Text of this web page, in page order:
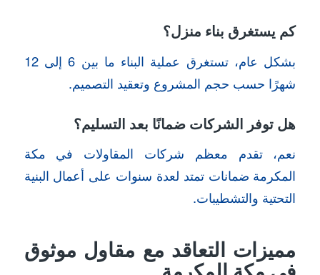
كم يستغرق بناء منزل؟
بشكل عام، تستغرق عملية البناء ما بين 6 إلى 12
شهرًا حسب حجم المشروع وتعقيد التصميم.
هل توفر الشركات ضمانًا بعد التسليم؟
نعم، تقدم معظم شركات المقاولات في مكة
المكرمة ضمانات تمتد لعدة سنوات على أعمال البنية
التحتية والتشطيبات.
مميزات التعاقد مع مقاول موثوق